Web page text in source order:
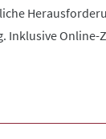
Inklusive Online-